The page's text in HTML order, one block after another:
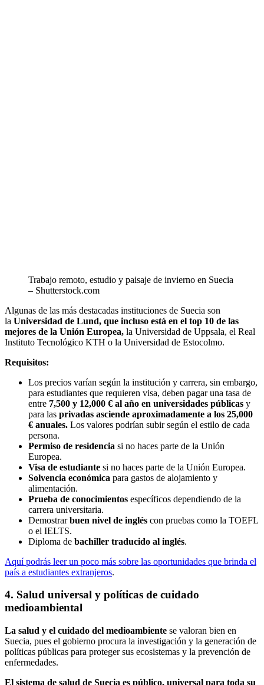
Trabajo remoto, estudio y paisaje de invierno en Suecia
– Shutterstock.com
Algunas de las más destacadas instituciones de Suecia son
la Universidad de Lund, que incluso está en el top 10 de las
mejores de la Unión Europea, la Universidad de Uppsala, el Real
Instituto Tecnológico KTH o la Universidad de Estocolmo.
Requisitos:
Los precios varían según la institución y carrera, sin embargo,
para estudiantes que requieren visa, deben pagar una tasa de
entre 7,500 y 12,000 € al año en universidades públicas y
para las privadas asciende aproximadamente a los 25,000
€ anuales. Los valores podrían subir según el estilo de cada
persona.
Permiso de residencia si no haces parte de la Unión
Europea.
Visa de estudiante si no haces parte de la Unión Europea.
Solvencia económica para gastos de alojamiento y
alimentación.
Prueba de conocimientos específicos dependiendo de la
carrera universitaria.
Demostrarbuen nivel de inglés con pruebas como la TOEFL
o el IELTS.
Diploma de bachiller traducido al inglés.
Aquí podrás leer un poco más sobre las oportunidades que brinda el
país a estudiantes extranjeros.
4. Salud universal y políticas de cuidado
medioambiental
La salud y el cuidado del medioambiente se valoran bien en
Suecia, pues el gobierno procura la investigación y la generación de
políticas públicas para proteger sus ecosistemas y la prevención de
enfermedades.
El sistema de salud de Suecia es público, universal para toda su